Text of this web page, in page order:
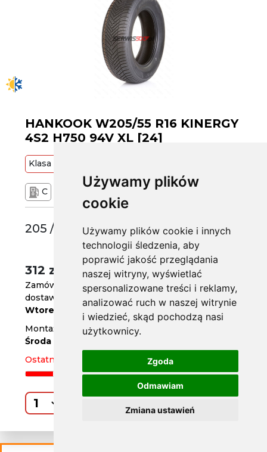
Używamy plików
cookie
Używamy plików cookie i innych
technologii śledzenia, aby
poprawić jakość przeglądania
naszej witryny, wyświetlać
spersonalizowane treści i reklamy,
analizować ruch w naszej witrynie
i wiedzieć, skąd pochodzą nasi
użytkownicy.
Zgoda
Odmawiam
Zmiana ustawień
HANKOOK W205/55 R16 KINERGY
4S2 H750 94V XL [24]
Klasa
C 72 dB
205 /55 R16
312 zł
Zamów do
godz. 14
dostawa za 3 dni
Wtorek
Montaż w serwisie za 4 dni
Środa
Ostatnia sztuka